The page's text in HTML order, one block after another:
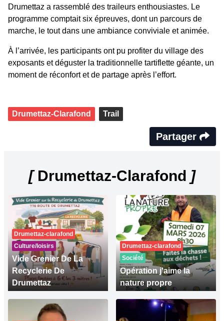
Drumettaz a rassemblé des traileurs enthousiastes. Le
programme comptait six épreuves, dont un parcours de
marche, le tout dans une ambiance conviviale et animée.
À l’arrivée, les participants ont pu profiter du village des
exposants et déguster la traditionnelle tartiflette géante, un
moment de réconfort et de partage après l’effort.
Drumettaz-Clarafond Trail
Partager
[Drumettaz-Clarafond ]
Drumettaz-clarafond
Culture/loisirs
Vide Grenier De La
Recyclerie De
Drumettaz
Drumettaz-clarafond
Société
Opération j'aime la
nature propre